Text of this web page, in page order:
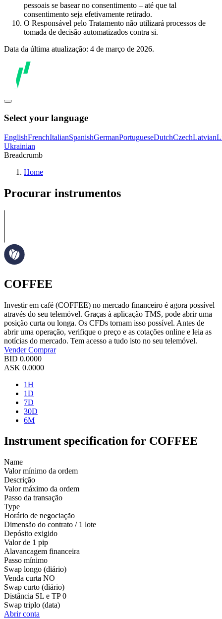
pessoais se basear no consentimento – até que tal
consentimento seja efetivamente retirado.
O Responsável pelo Tratamento não utilizará processos de
tomada de decisão automatizados contra si.
Data da última atualização: 4 de março de 2026.
Select your language
EnglishFrenchItalianSpanishGermanPortugueseDutchCzechLatvian
Ukrainian
Breadcrumb
Home
Procurar instrumentos
COFFEE
Investir em café (COFFEE) no mercado financeiro é agora possível
através do seu telemóvel. Graças à aplicação TMS, pode abrir uma
posição curta ou longa. Os CFDs tornam isso possível. Antes de
abrir uma operação, verifique o preço e as cotações online e leia as
notícias do mercado. Tem acesso a tudo isto no seu telemóvel.
VenderComprar
BID 0.0000
ASK 0.0000
1H
1D
7D
30D
6M
Instrument specification for COFFEE
Name
Valor mínimo da ordem
Descrição
Valor máximo da ordem
Passo da transação
Type
Horário de negociação
Dimensão do contrato / 1 lote
Depósito exigido
Valor de 1 pip
Alavancagem financeira
Passo mínimo
Swap longo (diário)
Venda curta NO
Swap curto (diário)
Distância SL e TP 0
Swap triplo (data)
Abrir conta